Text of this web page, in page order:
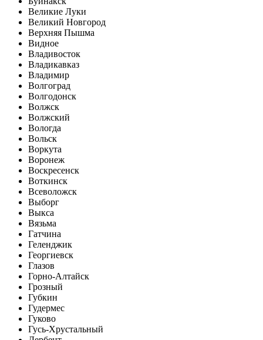
Великие Луки
Великий Новгород
Верхняя Пышма
Видное
Владивосток
Владикавказ
Владимир
Волгоград
Волгодонск
Волжск
Волжский
Вологда
Вольск
Воркута
Воронеж
Воскресенск
Воткинск
Всеволожск
Выборг
Выкса
Вязьма
Гатчина
Геленджик
Георгиевск
Глазов
Горно-Алтайск
Грозный
Губкин
Гудермес
Гуково
Гусь-Хрустальный